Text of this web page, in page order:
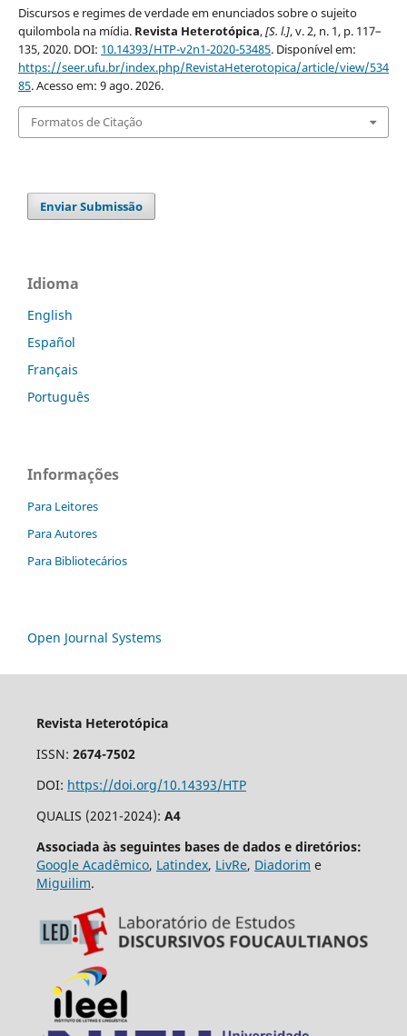
Discursos e regimes de verdade em enunciados sobre o sujeito
quilombola na mídia. Revista Heterotópica,[S. l.], v. 2, n. 1, p. 117–
135, 2020. DOI: 10.14393/HTP-v2n1-2020-53485. Disponível em:
https://seer.ufu.br/index.php/RevistaHeterotopica/article/view/534
85. Acesso em: 9 ago. 2026.
Formatos de Citação
Enviar Submissão
Idioma
English
Español
Français
Português
Informações
Para Leitores
Para Autores
Para Bibliotecários
Open Journal Systems
Revista Heterotópica
ISSN: 2674-7502
DOI: https://doi.org/10.14393/HTP
QUALIS (2021-2024): A4
Associada às seguintes bases de dados e diretórios:
Google Acadêmico, Latindex, LivRe, Diadorim e
Miguilim.